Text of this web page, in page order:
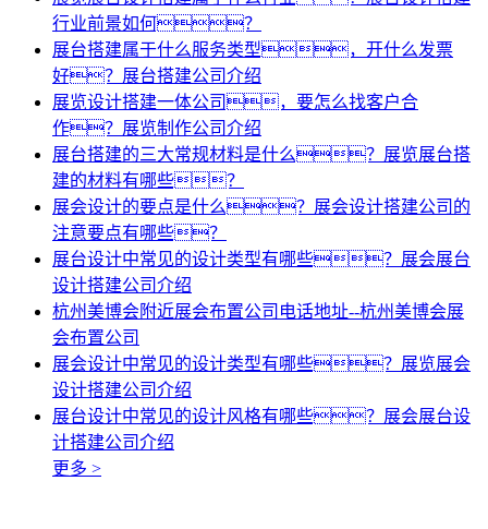
行业前景如何？
展台搭建属于什么服务类型，开什么发票
好？展台搭建公司介绍
展览设计搭建一体公司，要怎么找客户合
作？展览制作公司介绍
展台搭建的三大常规材料是什么？展览展台搭
建的材料有哪些？
展会设计的要点是什么？展会设计搭建公司的
注意要点有哪些？
展台设计中常见的设计类型有哪些？展会展台
设计搭建公司介绍
杭州美博会附近展会布置公司电话地址--杭州美博会展
会布置公司
展会设计中常见的设计类型有哪些？展览展会
设计搭建公司介绍
展台设计中常见的设计风格有哪些？展会展台设
计搭建公司介绍
更多 >